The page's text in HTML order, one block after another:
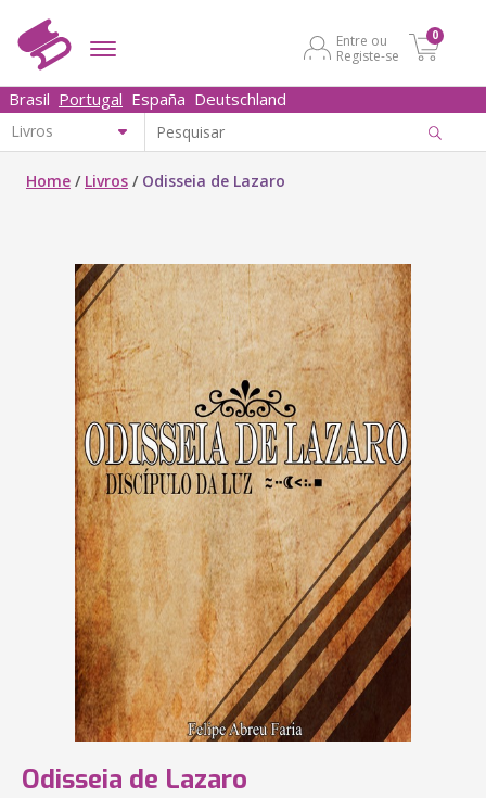
Entre ou
Registe-se
0
Brasil Portugal España Deutschland
Home / Livros / Odisseia de Lazaro
Odisseia de Lazaro